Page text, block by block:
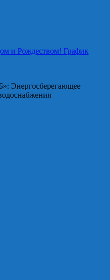
и Рождеством! График
Энергосберегающее